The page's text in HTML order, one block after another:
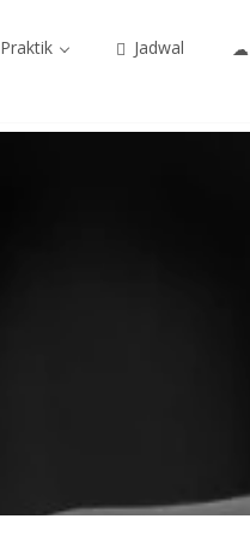
Praktik Jadwal